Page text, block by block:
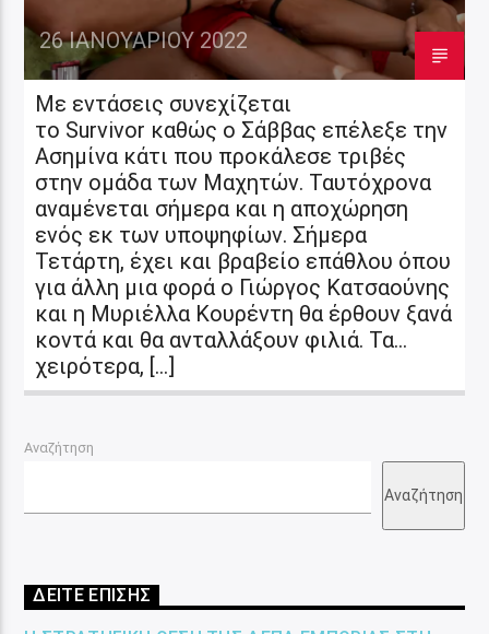
26 ΙΑΝΟΥΑΡΊΟΥ 2022
Με εντάσεις συνεχίζεται
το Survivor καθώς ο Σάββας επέλεξε την
Ασημίνα κάτι που προκάλεσε τριβές
στην ομάδα των Μαχητών. Ταυτόχρονα
αναμένεται σήμερα και η αποχώρηση
ενός εκ των υποψηφίων. Σήμερα
Τετάρτη, έχει και βραβείο επάθλου όπου
για άλλη μια φορά ο Γιώργος Κατσαούνης
και η Μυριέλλα Κουρέντη θα έρθουν ξανά
κοντά και θα ανταλλάξουν φιλιά. Τα…
χειρότερα, […]
Αναζήτηση
Αναζήτηση
ΔΕΙΤΕ ΕΠΙΣΗΣ